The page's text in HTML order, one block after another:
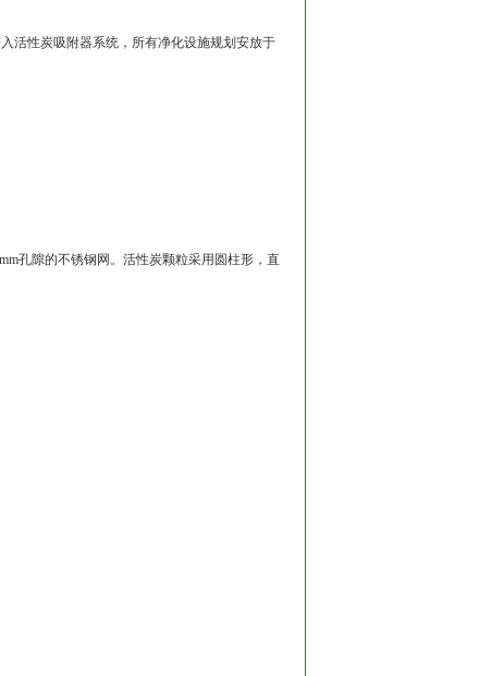
活性炭吸附器系统，所有净化设施规划安放于
孔隙的不锈钢网。活性炭颗粒采用圆柱形，直